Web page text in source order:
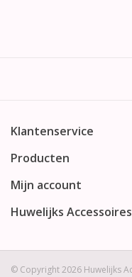
Klantenservice
Producten
Mijn account
Huwelijks Accessoires
© Copyright 2026 Huwelijks